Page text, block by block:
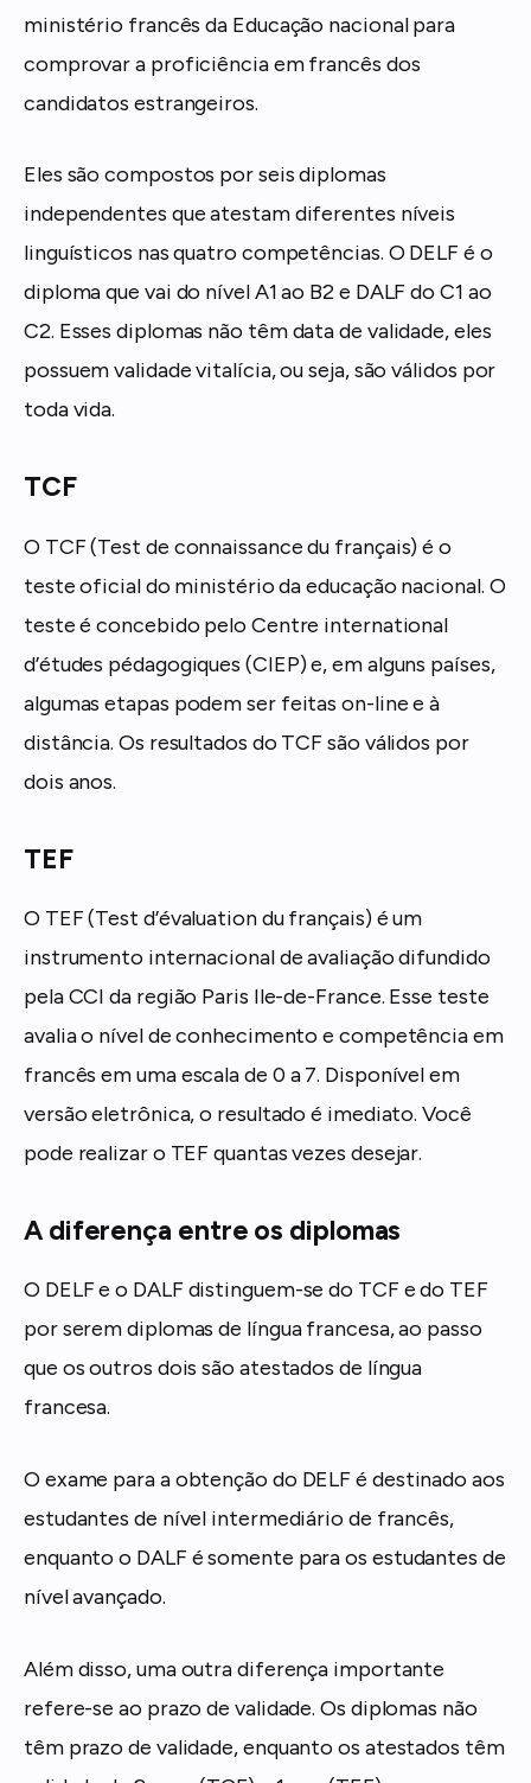
ministério francês da Educação nacional para
comprovar a proficiência em francês dos
candidatos estrangeiros.
Eles são compostos por seis diplomas
independentes que atestam diferentes níveis
linguísticos nas quatro competências. O DELF é o
diploma que vai do nível A1 ao B2 e DALF do C1 ao
C2. Esses diplomas não têm data de validade, eles
possuem validade vitalícia, ou seja, são válidos por
toda vida.
TCF
O TCF (Test de connaissance du français) é o
teste oficial do ministério da educação nacional. O
teste é concebido pelo Centre international
d’études pédagogiques (CIEP) e, em alguns países,
algumas etapas podem ser feitas on-line e à
distância. Os resultados do TCF são válidos por
dois anos.
TEF
O TEF (Test d’évaluation du français) é um
instrumento internacional de avaliação difundido
pela CCI da região Paris Ile-de-France. Esse teste
avalia o nível de conhecimento e competência em
francês em uma escala de 0 a 7. Disponível em
versão eletrônica, o resultado é imediato. Você
pode realizar o TEF quantas vezes desejar.
A diferença entre os diplomas
O DELF e o DALF distinguem-se do TCF e do TEF
por serem diplomas de língua francesa, ao passo
que os outros dois são atestados de língua
francesa.
O exame para a obtenção do DELF é destinado aos
estudantes de nível intermediário de francês,
enquanto o DALF é somente para os estudantes de
nível avançado.
Além disso, uma outra diferença importante
refere-se ao prazo de validade. Os diplomas não
têm prazo de validade, enquanto os atestados têm